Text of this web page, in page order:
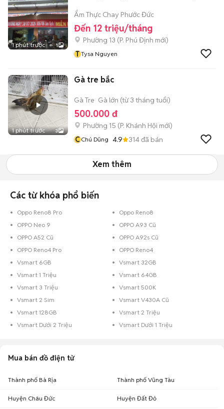
1 phút trước 1
Ẩm Thực Chay Phước Đức
Đến 12 triệu/tháng
Phường 13 (P. Phú Định mới)
T Tysa Nguyen
1 phút trước 3
Gà tre bắc
Gà Tre Gà lớn (từ 3 tháng tuổi)
500.000 đ
Phường 15 (P. Khánh Hội mới)
CChú Dũng 4.9 314đã bán
Xem thêm
Các từ khóa phổ biến
Oppo Reno8 Pro
Oppo Reno8
OPPO Neo 9
OPPO A93 Cũ
OPPO A52 Cũ
OPPO A92s Cũ
OPPO Reno4 Pro
OPPO Reno4
Vsmart 6GB
Vsmart 32GB
Vsmart 1 Triệu
Vsmart 64GB
Vsmart 3 Triệu
Vsmart 500K
Vsmart 2 Sim
Vsmart V430A Cũ
Vsmart 128GB
Vsmart 2 Triệu
Vsmart Dưới 2 Triệu
Vsmart Dưới 1 Triệu
Mua bán đồ điện tử
Thành phố Bà Rịa Thành phố Vũng Tàu
Huyện Châu Đức Huyện Đất Đỏ